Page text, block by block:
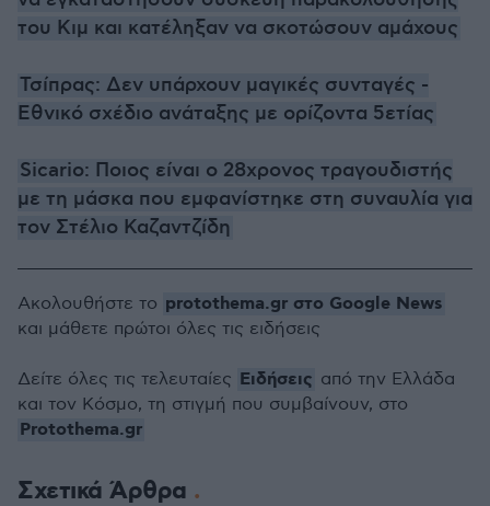
του Κιμ και κατέληξαν να σκοτώσουν αμάχους
Τσίπρας: Δεν υπάρχουν μαγικές συνταγές -
Εθνικό σχέδιο ανάταξης με ορίζοντα 5ετίας
Sicario: Ποιος είναι ο 28χρονος τραγουδιστής
με τη μάσκα που εμφανίστηκε στη συναυλία για
τον Στέλιο Καζαντζίδη
Σχετικά Άρθρα
Ακολουθήστε το protothema.gr στο Google News
και μάθετε πρώτοι όλες τις ειδήσεις
Δείτε όλες τις τελευταίες Ειδήσεις από την Ελλάδα
και τον Κόσμο, τη στιγμή που συμβαίνουν, στο
Protothema.gr